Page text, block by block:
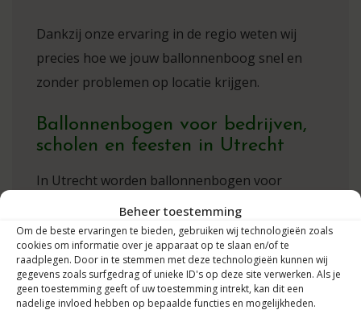
Beheer toestemming
Om de beste ervaringen te bieden, gebruiken wij technologieën zoals
cookies om informatie over je apparaat op te slaan en/of te
raadplegen. Door in te stemmen met deze technologieën kunnen wij
gegevens zoals surfgedrag of unieke ID's op deze site verwerken. Als je
geen toestemming geeft of uw toestemming intrekt, kan dit een
nadelige invloed hebben op bepaalde functies en mogelijkheden.
Dankzij onze ervaring in de regio weten wij
precies hoe we jouw ballonnenboog snel en
zonder problemen op locatie krijgen.
Ballonnenbogen voor bedrijven,
scholen en feesten in Utrecht
In Utrecht worden ballonnenbogen voor
uiteenlopende gelegenheden gebruikt. Bij een
winkel- of bedrijfsopeningmaakt een
ballonnenboog de entree direct zichtbaar. Bij
een school, open dag of diploma-uitreiking kan
de decoratie worden uitgevoerd in de kleuren